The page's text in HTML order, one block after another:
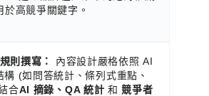
於高競爭關鍵字。
則撰寫： 內容設計嚴格依照 AI
構 (如問答統計、條列式重點、
合AI 摘錄、QA 統計 和競爭者